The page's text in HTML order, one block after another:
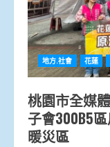
地方.社會 花蓮
桃園市全媒
子會300B5
暖災區